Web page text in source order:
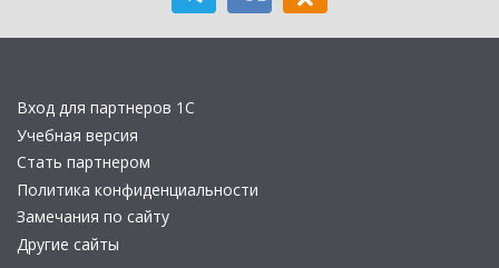
Вход для партнеров 1С
Учебная версия
Стать партнером
Политика конфиденциальности
Замечания по сайту
Другие сайты